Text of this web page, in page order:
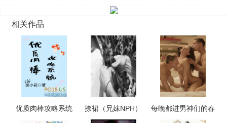
相关作品
优质肉棒攻略系统
撩裙（兄妹NPH）
每晚都进男神们的春